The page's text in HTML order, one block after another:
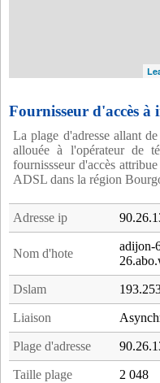
Fournisseur d'accès à
La plage d'adresse allant
allouée à l'opérateur de
fournissseur d'accès
ADSL dans la région
Adresse ip
Nom d'hote
adijon-
Dslam
Liaison
Plage d'adresse
Taille plage 2 048